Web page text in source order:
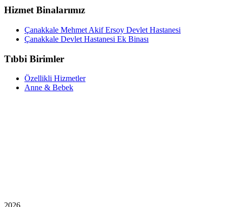
Hizmet Binalarımız
Çanakkale Mehmet Akif Ersoy Devlet Hastanesi
Çanakkale Devlet Hastanesi Ek Binası
Tıbbi Birimler
Özellikli Hizmetler
Anne & Bebek